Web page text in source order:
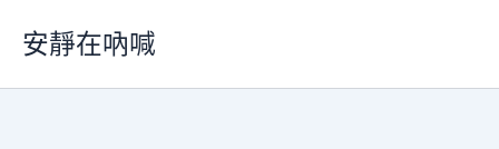
要
安靜在吶喊